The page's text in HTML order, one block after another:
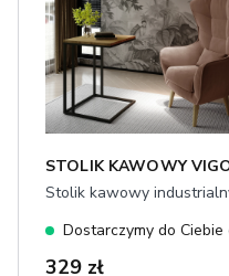
STOLIK KAWOWY
Stolik kawowy
Dostarczymy do Ciebie
329 zł